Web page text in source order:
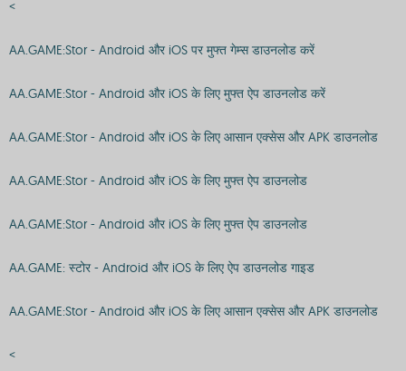
<
AA.GAME:Stor - Android और iOS पर मुफ्त गेम्स डाउनलोड करें
AA.GAME:Stor - Android और iOS के लिए मुफ्त ऐप डाउनलोड करें
AA.GAME:Stor - Android और iOS के लिए आसान एक्सेस और APK डाउनलोड
AA.GAME:Stor - Android और iOS के लिए मुफ्त ऐप डाउनलोड
AA.GAME:Stor - Android और iOS के लिए मुफ्त ऐप डाउनलोड
AA.GAME: स्टोर - Android और iOS के लिए ऐप डाउनलोड गाइड
AA.GAME:Stor - Android और iOS के लिए आसान एक्सेस और APK डाउनलोड
<